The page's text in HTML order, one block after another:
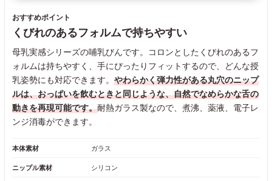
おすすめポイント
くびれのあるフォルムで持ちやすい
母乳実感シリーズの哺乳びんです。コロンとしたくびれのあるフ
ォルムは持ちやすく、手にぴったりフィットするので、どんな授
乳姿勢にも対応できます。 やわらかく弾力性がある丸穴のニップ
ルは、おっぱいを飲むときと同じような、自然でなめらかな舌の
動きを再現可能です。耐熱ガラス製なので、煮沸、薬液、電子レ
ンジ消毒ができます。
本体素材 ガラス
ニップル素材 シリコン